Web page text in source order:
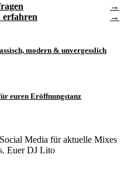
erfahren
modern & unvergesslich
euren Eröffnungstanz
Media für aktuelle Mixes
Euer DJ Lito